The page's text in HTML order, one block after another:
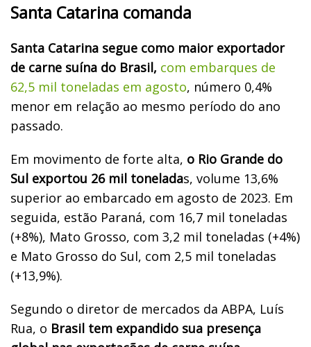
Santa Catarina comanda
Santa Catarina segue como maior exportador
de carne suína do Brasil, com embarques de
62,5 mil toneladas em agosto, número 0,4%
menor em relação ao mesmo período do ano
passado.
Em movimento de forte alta, o Rio Grande do
Sul exportou 26 mil toneladas, volume 13,6%
superior ao embarcado em agosto de 2023. Em
seguida, estão Paraná, com 16,7 mil toneladas
(+8%), Mato Grosso, com 3,2 mil toneladas (+4%)
e Mato Grosso do Sul, com 2,5 mil toneladas
(+13,9%).
Segundo o diretor de mercados da ABPA, Luís
Rua, o Brasil tem expandido sua presença